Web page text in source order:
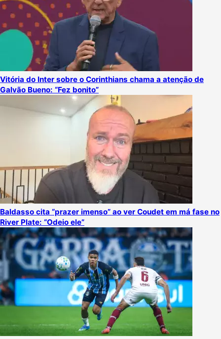
Vitória do Inter sobre o Corinthians chama a atenção de
Galvão Bueno: “Fez bonito”
Baldasso cita “prazer imenso” ao ver Coudet em má fase no
River Plate: “Odeio ele”